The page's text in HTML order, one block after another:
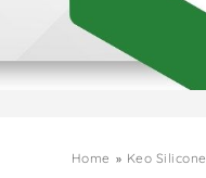
Home Keo Silicone